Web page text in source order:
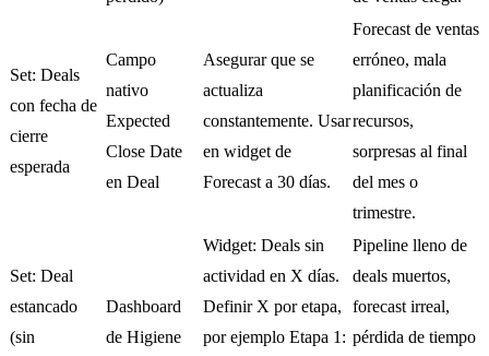
Set: Deals
con fecha de
cierre
esperada
Campo
nativo
Expected
Close Date
en Deal
Asegurar que se
actualiza
constantemente. Usar
en widget de
Forecast a 30 días.
Forecast de ventas
erróneo, mala
planificación de
recursos,
sorpresas al final
del mes o
trimestre.
Set: Deal
estancado
(sin
Dashboard
de Higiene
Widget: Deals sin
actividad en X días.
Definir X por etapa,
por ejemplo Etapa 1:
Pipeline lleno de
deals muertos,
forecast irreal,
pérdida de tiempo